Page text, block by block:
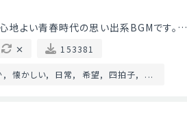
地よい青春時代の思い出系BGMです。…
153381
懐かしい 日常 希望 四拍子 ...